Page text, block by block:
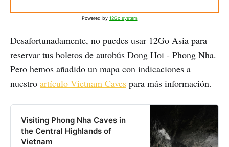
Powered by 12Go system
Desafortunadamente, no puedes usar 12Go Asia para
reservar tus boletos de autobús Dong Hoi - Phong Nha.
Pero hemos añadido un mapa con indicaciones a
nuestro artículo Vietnam Caves para más información.
Visiting Phong Nha Caves in
the Central Highlands of
Vietnam